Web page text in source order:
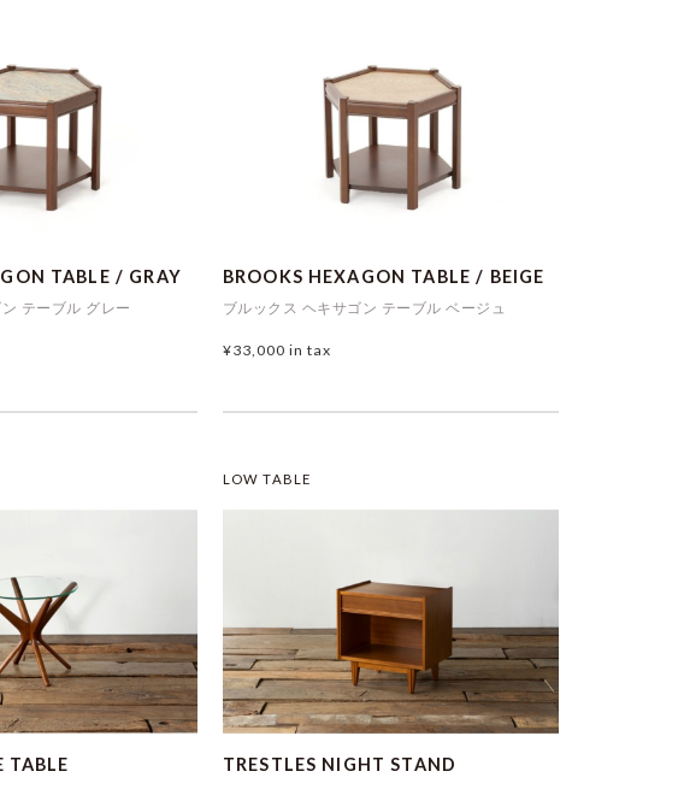
TABLE / GRAY
テーブル グレー
BROOKS HEXAGON TABLE / BEIGE
ブルックス ヘキサゴン テーブル ベージュ
¥33,000 in tax
TABLE
LOW TABLE
TRESTLES NIGHT STAND